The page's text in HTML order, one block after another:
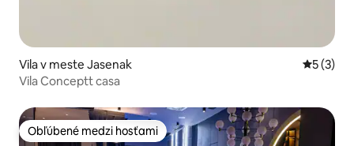
Vila v meste Jasenak
5 (3)
Vila Conceptt casa
Obľúbené medzi hosťami
Obľúbené medzi hosťami